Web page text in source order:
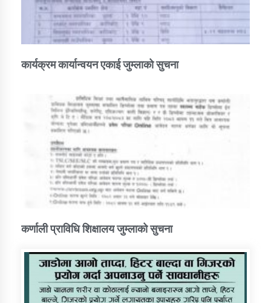
कार्यक्रम कार्यान्वयन एकाई जुम्लाको सुचना
कर्णाली प्राविधि शिक्षालय जुम्लाको सुचना